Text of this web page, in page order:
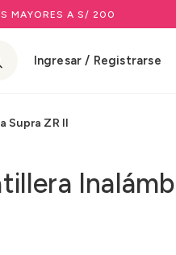
MAYORES A S/ 200
Ingresar / Registrarse
Supra ZR II